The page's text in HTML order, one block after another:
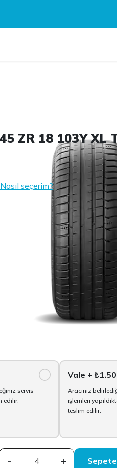
ZR 18 103Y XL
Nasıl seçerim?
servis
edilir.
Vale +
Aracınız
işlemleri
teslim edilir.
- +